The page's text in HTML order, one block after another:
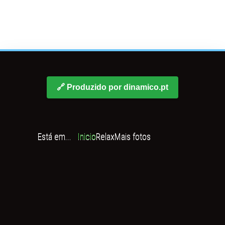
🔗 Produzido por dinamico.pt
Está em... InicioRelaxMais fotos